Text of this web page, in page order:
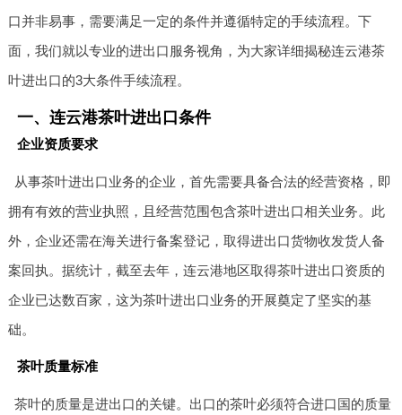
口并非易事，需要满足一定的条件并遵循特定的手续流程。下
面，我们就以专业的进出口服务视角，为大家详细揭秘连云港茶
叶进出口的3大条件手续流程。
一、连云港茶叶进出口条件
企业资质要求
从事茶叶进出口业务的企业，首先需要具备合法的经营资格，即
拥有有效的营业执照，且经营范围包含茶叶进出口相关业务。此
外，企业还需在海关进行备案登记，取得进出口货物收发货人备
案回执。据统计，截至去年，连云港地区取得茶叶进出口资质的
企业已达数百家，这为茶叶进出口业务的开展奠定了坚实的基
础。
茶叶质量标准
茶叶的质量是进出口的关键。出口的茶叶必须符合进口国的质量